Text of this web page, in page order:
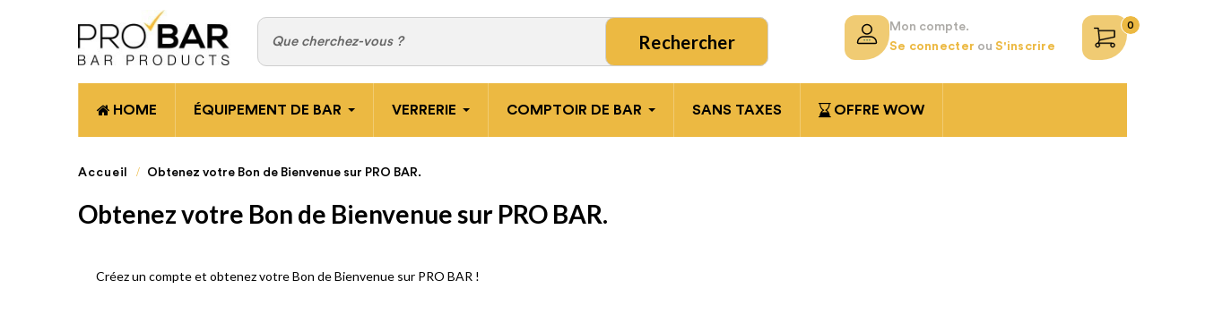
Rechercher
Mon compte.
Se connecter ou S'inscrire
0
HOME ÉQUIPEMENT DE BAR VERRERIE COMPTOIR DE BAR SANS TAXES OFFRE WOW
Accueil Obtenez votre Bon de Bienvenue sur PRO BAR.
Obtenez votre Bon de Bienvenue sur PRO BAR.
Créez un compte et obtenez votre Bon de Bienvenue sur PRO BAR !